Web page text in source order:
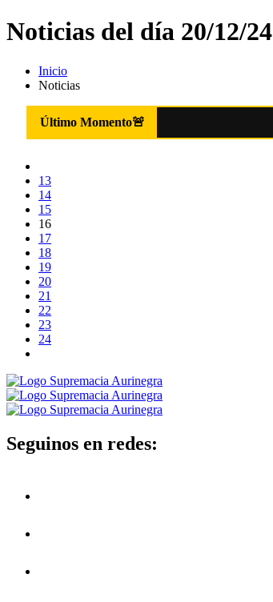
Noticias del día 20/12/24
Inicio
Noticias
Último Momento🚨
13
14
15
16
17
18
19
20
21
22
23
24
Seguinos en redes: